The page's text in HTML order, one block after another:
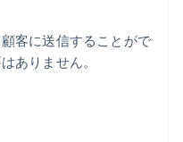
客に送信することがで
ありません。